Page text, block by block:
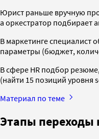
Юрист раньше вручную
а оркестратор подбирает
В маркетинге специалист
параметры (бюджет,
В сфере HR подбор
(найти 15 позиций уровня
Материал по теме
Этапы переходы